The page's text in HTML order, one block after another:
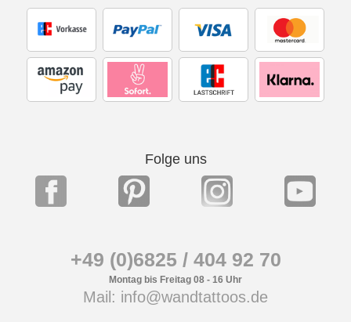
Folge uns
+49 (0)6825 / 404 92 70
Montag bis Freitag 08 - 16 Uhr
Mail: info@wandtattoos.de